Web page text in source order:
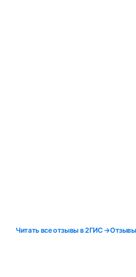
Читать все отзывы в 2ГИС →